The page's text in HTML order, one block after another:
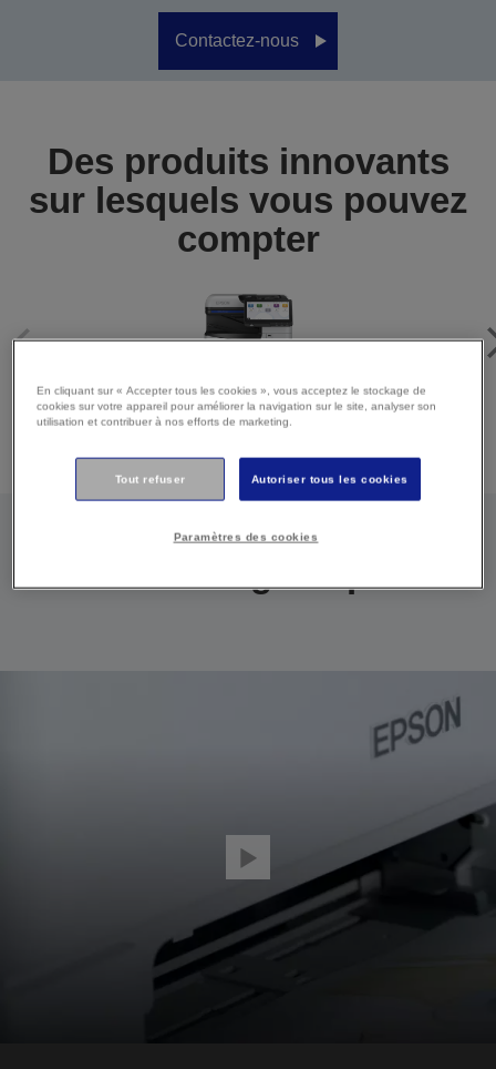
Contactez-nous
Des produits innovants
sur lesquels vous pouvez
compter
Imprimantes jet d’encre et EcoTank
En cliquant sur « Accepter tous les cookies », vous acceptez le stockage de
cookies sur votre appareil pour améliorer la navigation sur le site, analyser son
utilisation et contribuer à nos efforts de marketing.
Tout refuser Autoriser tous les cookies
Paramètres des cookies